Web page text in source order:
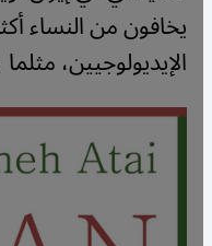
يخافون من النساء
الإيديولوجيين،